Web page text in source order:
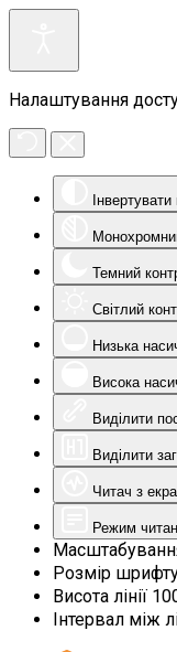
Налаштування
Темний
Світлий
Низька
Висока
Виділити
Виділити
Читач з
Режим
Розмір
Висота лінії
Інтервал між